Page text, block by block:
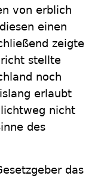
von erblich
einen
zeigte
stellte
noch
erlaubt
nicht
des
das